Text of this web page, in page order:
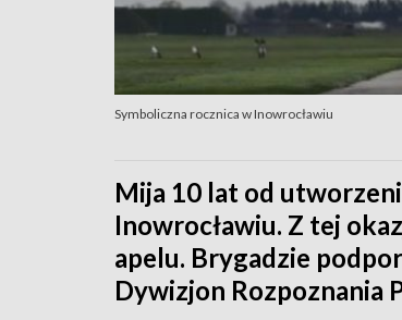
Symboliczna rocznica w Inowrocławiu
Mija 10 lat od
Inowrocławiu. Z tej
apelu. Brygadzie
Dywizjon Rozpoznania